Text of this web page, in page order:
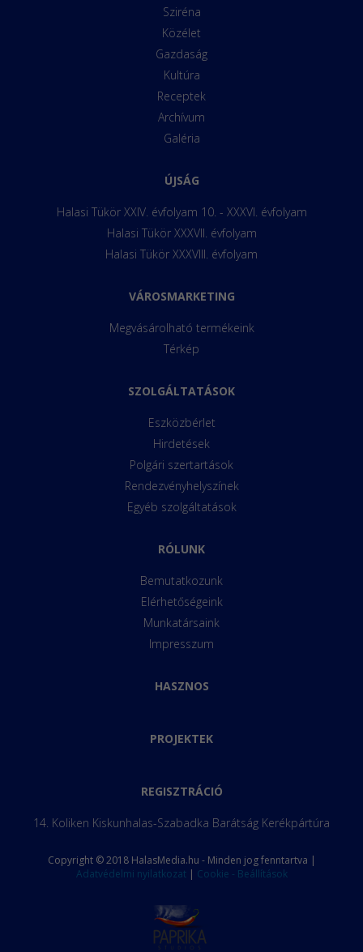
Sziréna
Közélet
Gazdaság
Kultúra
Receptek
Archívum
Galéria
ÚJSÁG
Halasi Tükör XXIV. évfolyam 10. - XXXVI. évfolyam
Halasi Tükör XXXVII. évfolyam
Halasi Tükör XXXVIII. évfolyam
VÁROSMARKETING
Megvásárolható termékeink
Térkép
SZOLGÁLTATÁSOK
Eszközbérlet
Hirdetések
Polgári szertartások
Rendezvényhelyszínek
Egyéb szolgáltatások
RÓLUNK
Bemutatkozunk
Elérhetőségeink
Munkatársaink
Impresszum
HASZNOS
PROJEKTEK
REGISZTRÁCIÓ
14. Koliken Kiskunhalas-Szabadka Barátság Kerékpártúra
Copyright © 2018 HalasMedia.hu - Minden jog fenntartva |
Adatvédelmi nyilatkozat| Cookie - Beállítások